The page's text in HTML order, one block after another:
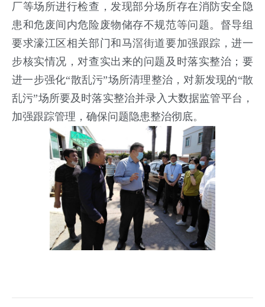
厂等场所进行检查，发现部分场所存在消防安全隐
患和危废间内危险废物储存不规范等问题。督导组
要求濠江区相关部门和马滘街道要加强跟踪，进一
步核实情况，对查实出来的问题及时落实整治；要
进一步强化“散乱污”场所清理整治，对新发现的“散
乱污”场所要及时落实整治并录入大数据监管平台，
加强跟踪管理，确保问题隐患整治彻底。